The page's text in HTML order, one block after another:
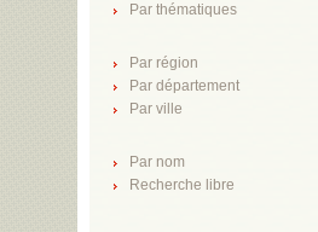
Par thématiques
Par région
Par département
Par ville
Par nom
Recherche libre